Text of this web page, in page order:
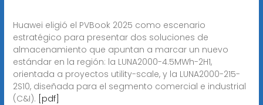
Huawei eligió el PVBook 2025 como escenario
estratégico para presentar dos soluciones de
almacenamiento que apuntan a marcar un nuevo
estándar en la región: la LUNA2000-4.5MWh-2H1,
orientada a proyectos utility-scale, y la LUNA2000-215-
2S10, diseñada para el segmento comercial e industrial
(C&I). [pdf]